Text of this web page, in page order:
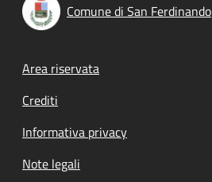
Comune di San Ferdinando
Footer menu
Area riservata
Crediti
Informativa privacy
Note legali